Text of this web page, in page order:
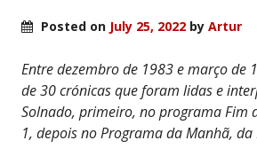
Posted on July 25, 2022 by Artur
Entre dezembro de 1983 e março de
de 30 crónicas que foram lidas e
Solnado, primeiro, no programa Fim
1, depois no Programa da Manhã, da